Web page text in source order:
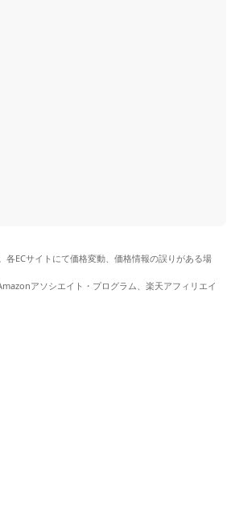
ECサイトにて価格変動、価格情報の誤りがある場
アソシエイト・プログラム、楽天アフィリエイ